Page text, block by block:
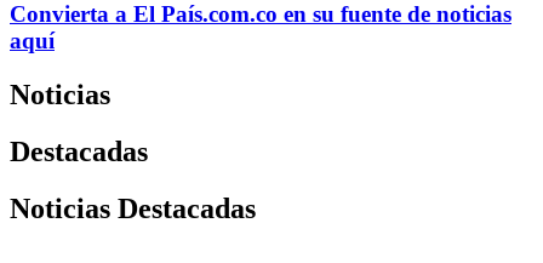
Convierta a El País.com.co en su fuente de noticias
aquí
Noticias
Destacadas
Noticias Destacadas